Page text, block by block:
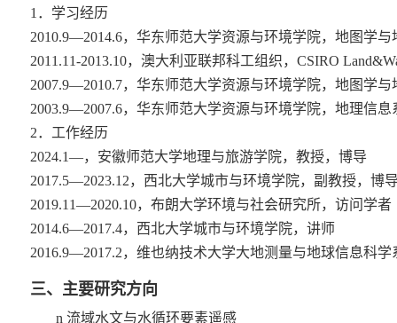
1．学习经历
2010.9—2014.6，华东师范大学资源与环境学院，地图学
2011.11-2013.10，澳大利亚联邦科工组织， CSIRO
2007.9—2010.7，华东师范大学资源与环境学院，地图学
2003.9—2007.6，华东师范大学资源与环境学院，地理信息
2．工作经历
2024.1—，安徽师范大学地理与旅游学院，教授，博导
2017.5—2023.12，西北大学城市与环境学院，副教授，博
2019.11—2020.10，布朗大学环境与社会研究所，访问学者
2014.6—2017.4，西北大学城市与环境学院，讲师
2016.9—2017.2，维也纳技术大学大地测量与地球信息科学
三、主要研究方向
n 流域水文与水循环要素遥感